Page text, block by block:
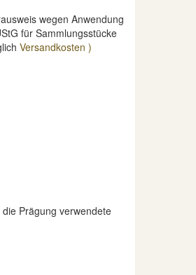
wegen Anwendung
für Sammlungsstücke
Versandkosten )
Prägung verwendete